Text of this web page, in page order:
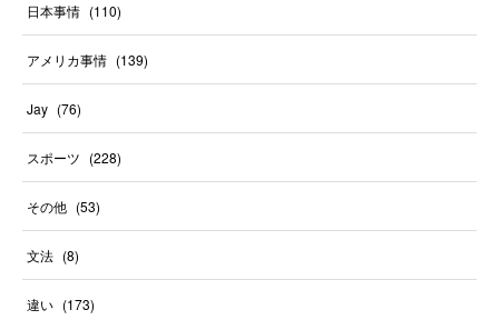
日本事情 (110)
アメリカ事情 (139)
Jay (76)
スポーツ (228)
その他 (53)
文法 (8)
違い (173)